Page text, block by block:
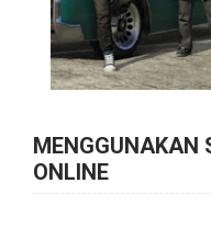
MENGGUNAKAN
ONLINE